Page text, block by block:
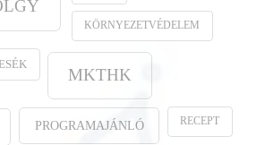
KÖRNYEZETVÉDELEM
MKTHK
PROGRAMAJÁNLÓ RECEPT